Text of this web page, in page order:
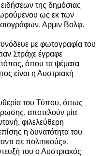
της δημόσιας
ως εκ των
Αρμιν Βολφ.
με φωτογραφία του
Στράχε έγραφε
τόπος, όπου τα ψέματα
είναι η Αυστριακή
του Τύπου, όπως
αποτελούν μία
φιλελεύθερη
η δυνατότητα του
σε πολιτικούς»,
του ο Αυστριακός